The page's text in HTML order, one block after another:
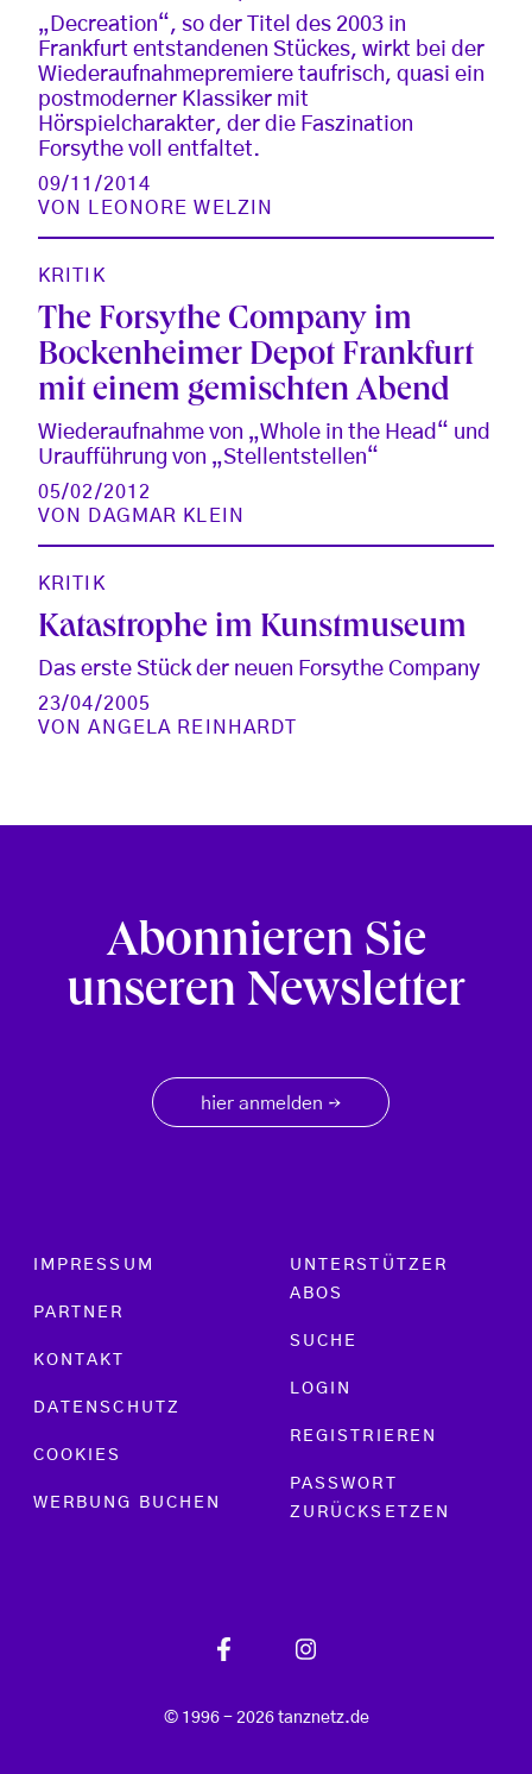
„Decreation“, so der Titel des 2003 in
Frankfurt entstandenen Stückes, wirkt bei der
Wiederaufnahmepremiere taufrisch, quasi ein
postmoderner Klassiker mit
Hörspielcharakter, der die Faszination
Forsythe voll entfaltet.
09/11/2014
VON
LEONORE WELZIN
KRITIK
The Forsythe Company im
Bockenheimer Depot Frankfurt
mit einem gemischten Abend
Wiederaufnahme von „Whole in the Head“ und
Uraufführung von „Stellentstellen“
05/02/2012
VON
DAGMAR KLEIN
KRITIK
Katastrophe im Kunstmuseum
Das erste Stück der neuen Forsythe Company
23/04/2005
VONANGELA REINHARDT
Abonnieren Sie
unseren Newsletter
hier anmelden →
Footer menu
IMPRESSUM
PARTNER
KONTAKT
DATENSCHUTZ
COOKIES
WERBUNG BUCHEN
UNTERSTÜTZER
ABOS
SUCHE
LOGIN
REGISTRIEREN
PASSWORT
ZURÜCKSETZEN
© 1996 - 2026 tanznetz.de